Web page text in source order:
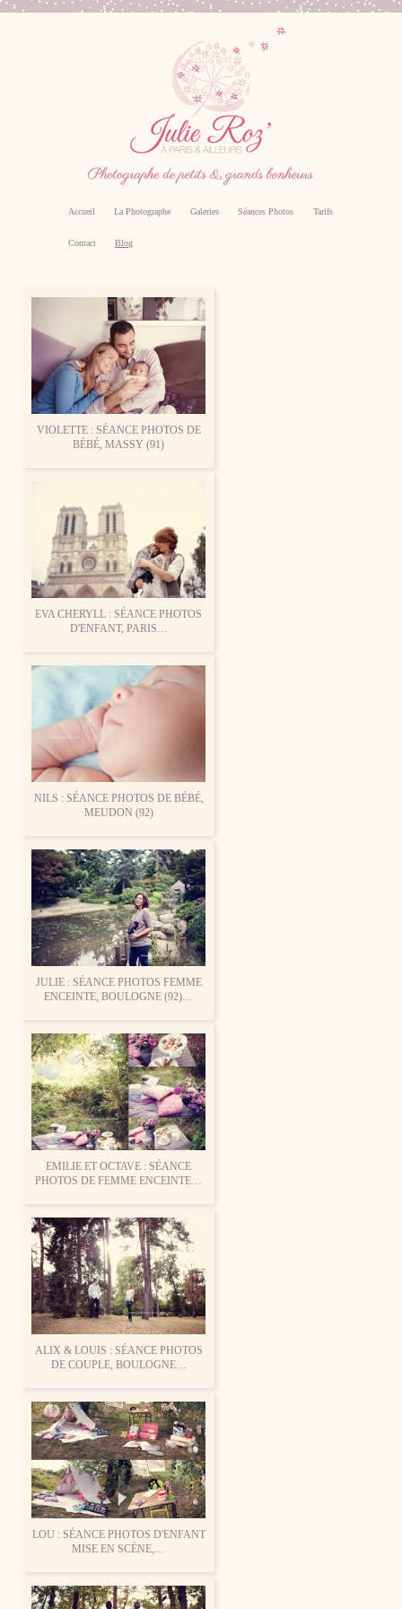
famille, grossesse, femme enceinte sur Paris
Accueil La Photographe Galeries Séances Photos Tarifs
Contact Blog
VIOLETTE : SÉANCE PHOTOS DE
BÉBÉ, MASSY (91)
EVA CHERYLL : SÉANCE PHOTOS
D'ENFANT, PARIS…
NILS : SÉANCE PHOTOS DE BÉBÉ,
MEUDON (92)
JULIE : SÉANCE PHOTOS FEMME
ENCEINTE, BOULOGNE (92)…
EMILIE ET OCTAVE : SÉANCE
PHOTOS DE FEMME ENCEINTE…
ALIX & LOUIS : SÉANCE PHOTOS
DE COUPLE, BOULOGNE…
LOU : SÉANCE PHOTOS D'ENFANT
MISE EN SCÈNE,…